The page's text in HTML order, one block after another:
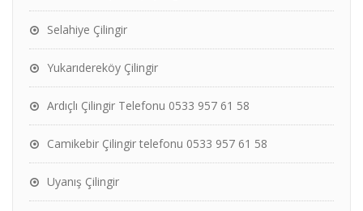
Selahiye Çilingir
Yukarıdereköy Çilingir
Ardıçlı Çilingir Telefonu 0533 957 61 58
Camikebir Çilingir telefonu 0533 957 61 58
Uyanış Çilingir